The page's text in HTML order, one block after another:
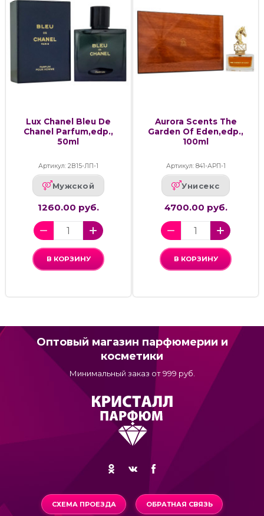
Lux Chanel Bleu De
Chanel Parfum,edp.,
50ml
Артикул: 2В15-ЛП-1
Мужской
1260.00 руб.
В КОРЗИНУ
Aurora Scents The
Garden Of Eden,edp.,
100ml
Артикул: 841-АРП-1
Унисекс
4700.00 руб.
В КОРЗИНУ
Оптовый магазин парфюмерии и
косметики
Минимальный заказ от 999 руб.
СХЕМА ПРОЕЗДА ОБРАТНАЯ СВЯЗЬ